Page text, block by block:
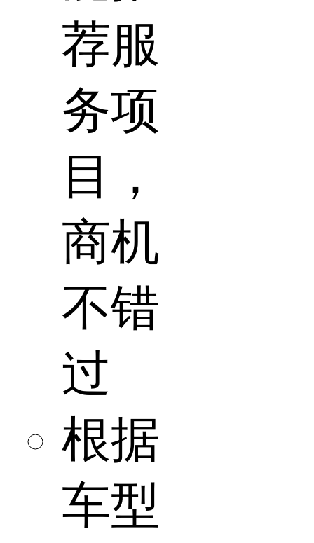
荐服
务项
目，
商机
不错
过
根据
车型